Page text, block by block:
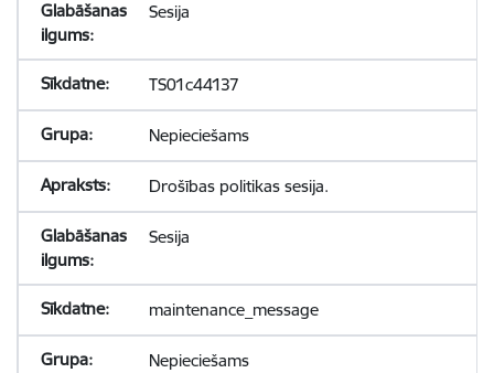
Sesija
TS01c44137
Nepieciešams
Drošības politikas sesija.
Sesija
maintenance_message
Nepieciešams